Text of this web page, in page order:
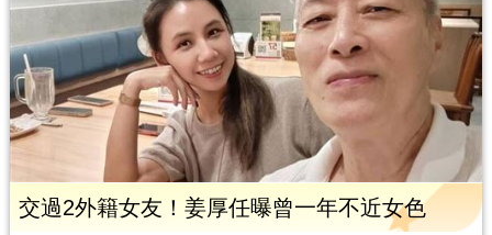
交過2外籍女友！姜厚任曝曾一年不近女色